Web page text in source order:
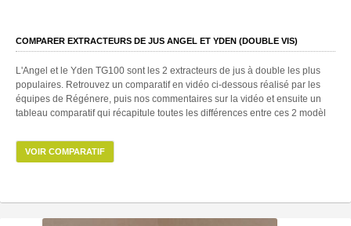
COMPARER EXTRACTEURS DE JUS ANGEL ET YDEN (DOUBLE VIS)
L'Angel et le Yden TG100 sont les 2 extracteurs de jus à double les plus
populaires. Retrouvez un comparatif en vidéo ci-dessous réalisé par les
équipes de Régénere, puis nos commentaires sur la vidéo et ensuite un
tableau comparatif qui récapitule toutes les différences entre ces 2 modèl
VOIR COMPARATIF